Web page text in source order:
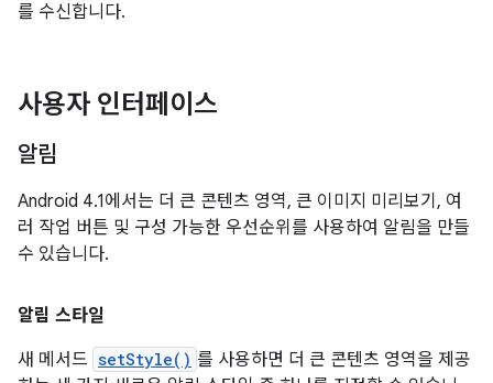
를 수신합니다.
사용자 인터페이스
알림
Android 4.1에서는 더 큰 콘텐츠 영역, 큰 이미지 미리보기, 여
러 작업 버튼 및 구성 가능한 우선순위를 사용하여 알림을 만들
수 있습니다.
알림 스타일
새 메서드 setStyle() 를 사용하면 더 큰 콘텐츠 영역을 제공